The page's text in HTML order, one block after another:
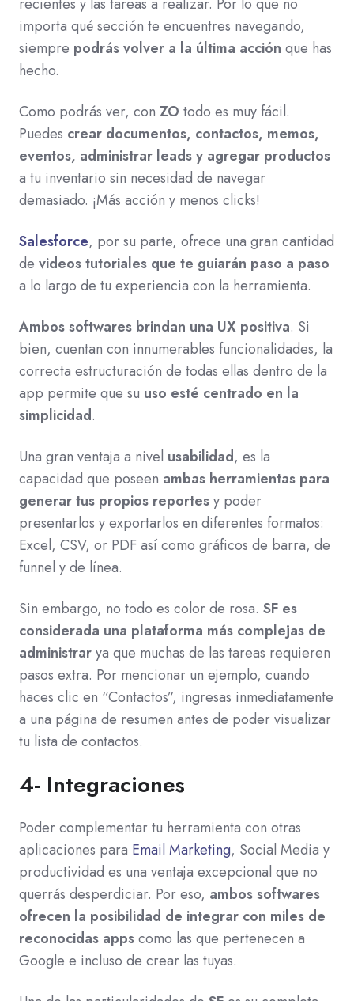
importa qué sección te encuentres navegando,
siempre podrás volver a la última acción que has
hecho.
Como podrás ver, con ZO todo es muy fácil.
Puedes crear documentos, contactos, memos,
eventos, administrar leads y agregar productos
a tu inventario sin necesidad de navegar
demasiado. ¡Más acción y menos clicks!
Salesforce, por su parte, ofrece una gran cantidad
de videos tutoriales que te guiarán paso a paso
a lo largo de tu experiencia con la herramienta.
Ambos softwares brindan una UX positiva. Si
bien, cuentan con innumerables funcionalidades, la
correcta estructuración de todas ellas dentro de la
app permite que su uso esté centrado en la
simplicidad.
Una gran ventaja a nivel usabilidad, es la
capacidad que poseen ambas herramientas para
generar tus propios reportesy poder
presentarlos y exportarlos en diferentes formatos:
Excel, CSV, or PDF así como gráficos de barra, de
funnel y de línea.
Sin embargo, no todo es color de rosa. SF es
considerada una plataforma más complejas de
administrarya que muchas de las tareas requieren
pasos extra. Por mencionar un ejemplo, cuando
haces clic en “Contactos”, ingresas inmediatamente
a una página de resumen antes de poder visualizar
tu lista de contactos.
4- Integraciones
Poder complementar tu herramienta con otras
aplicaciones para Email Marketing, Social Media y
productividad es una ventaja excepcional que no
querrás desperdiciar. Por eso, ambos softwares
ofrecen la posibilidad de integrar con miles de
reconocidas appscomo las que pertenecen a
Google e incluso de crear las tuyas.